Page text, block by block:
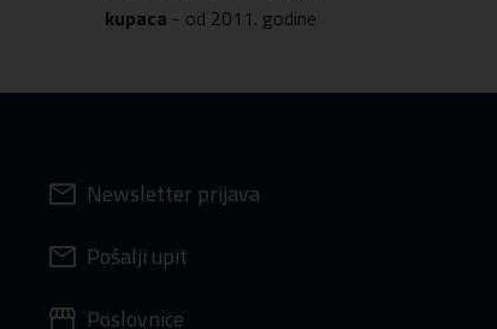
kupaca - od 2011. godine
Newsletter prijava
Pošalji upit
Poslovnice